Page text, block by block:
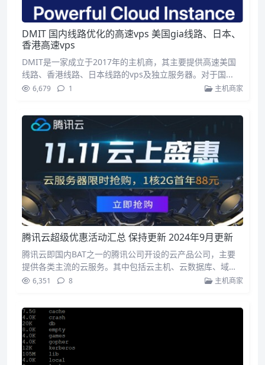
DMIT 国内线路优化的高速vps 美国gia线路、日本、
香港高速vps
DMIT是一家成立于2017年的主机商，其主要提供高速美国
线路、香港线路、日本线路的vps及独立服务器。对于国...
6,679 1 主机商家
腾讯云超级优惠活动汇总 保持更新 2024年9月更新
腾讯云即国内BAT之一的腾讯公司开设的云产品公司，主要
提供各类主流的云服务。其中包括云主机、云数据库、域
名、云...
6,351 8 主机商家